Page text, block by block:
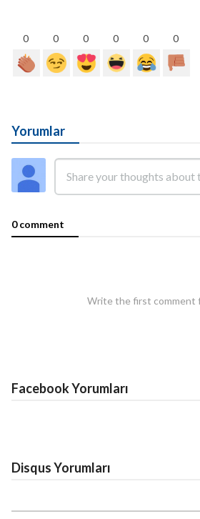
0 0 0 0 0 0
Yorumlar
0 comment
Write the first comment
Facebook Yorumları
Disqus Yorumları